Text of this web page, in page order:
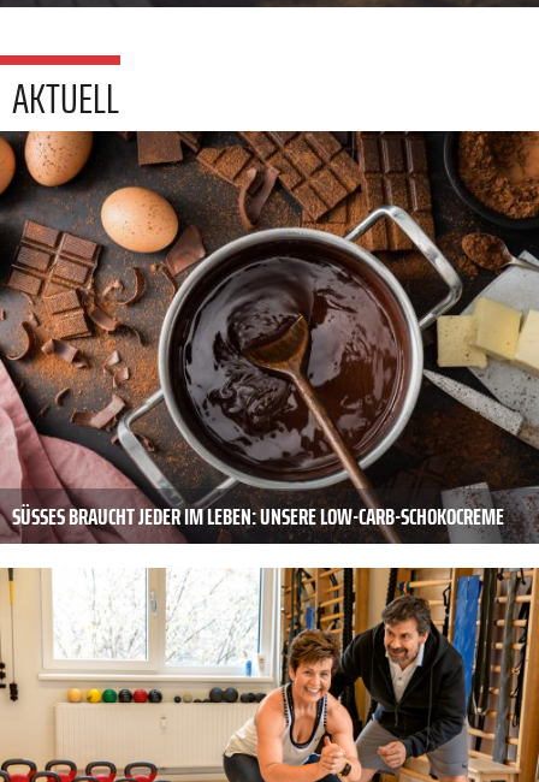
AKTUELL
SÜSSES BRAUCHT JEDER IM LEBEN: UNSERE LOW-CARB-SCHOKOCREME